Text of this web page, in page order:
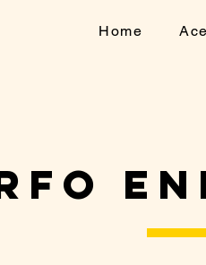
Home